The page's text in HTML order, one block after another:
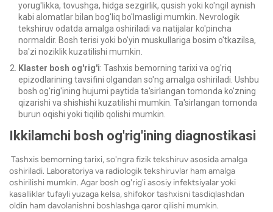
yorug'likka, tovushga, hidga sezgirlik, qusish yoki ko'ngil aynish
kabi alomatlar bilan bog'liq bo'lmasligi mumkin. Nevrologik
tekshiruv odatda amalga oshiriladi va natijalar ko'pincha
normaldir. Bosh terisi yoki bo'yin muskullariga bosim o'tkazilsa,
ba'zi noziklik kuzatilishi mumkin.
Klaster bosh og'rig'i: Tashxis bemorning tarixi va og'riq
epizodlarining tavsifini olgandan so'ng amalga oshiriladi. Ushbu
bosh og'rig'ining hujumi paytida ta'sirlangan tomonda ko'zning
qizarishi va shishishi kuzatilishi mumkin. Ta'sirlangan tomonda
burun oqishi yoki tiqilib qolishi mumkin.
Ikkilamchi bosh og'rig'ining diagnostikasi
Tashxis bemorning tarixi, so'ngra fizik tekshiruv asosida amalga
oshiriladi. Laboratoriya va radiologik tekshiruvlar ham amalga
oshirilishi mumkin. Agar bosh og'rig'i asosiy infektsiyalar yoki
kasalliklar tufayli yuzaga kelsa, shifokor tashxisni tasdiqlashdan
oldin ham davolanishni boshlashga qaror qilishi mumkin.